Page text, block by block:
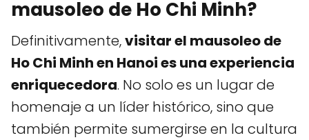
mausoleo de Ho Chi Minh?
Definitivamente,visitar el mausoleo de
Ho Chi Minh en Hanoi es una experiencia
enriquecedora. No solo es un lugar de
homenaje a un líder histórico, sino que
también permite sumergirse en la cultura